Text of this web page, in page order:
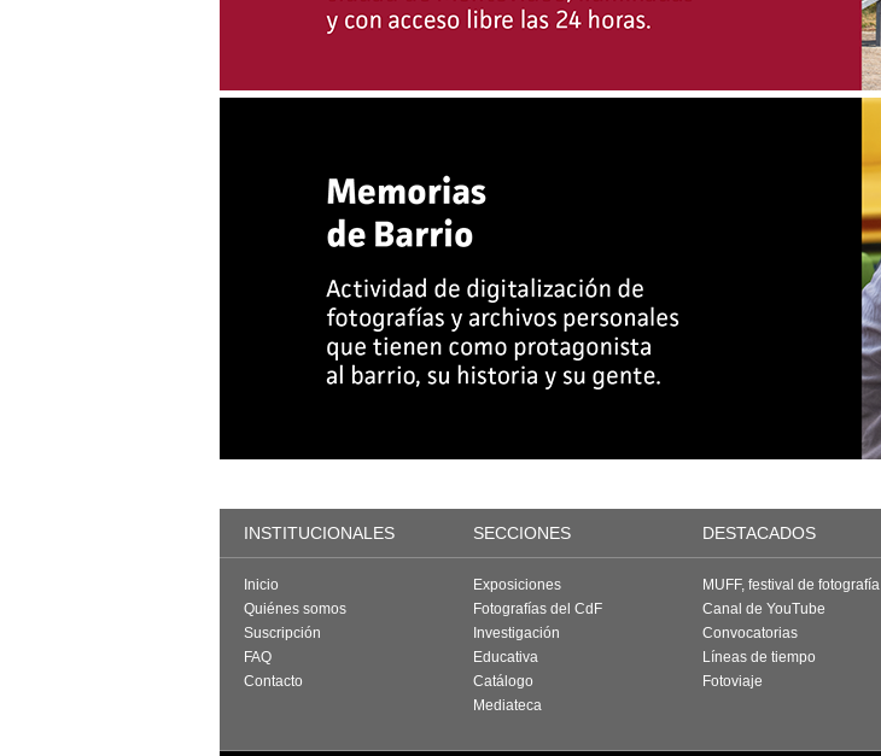
INSTITUCIONALES SECCIONES DESTACADOS
Inicio
Quiénes somos
Suscripción
FAQ
Contacto
Exposiciones
Fotografías del CdF
Investigación
Educativa
Catálogo
Mediateca
MUFF, festival de fotografía
Canal de YouTube
Convocatorias
Líneas de tiempo
Fotoviaje